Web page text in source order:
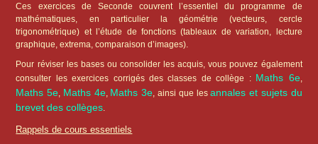
Ces exercices de Seconde couvrent l’essentiel du programme de
mathématiques, en particulier la géométrie (vecteurs, cercle
trigonométrique) et l’étude de fonctions (tableaux de variation, lecture
graphique, extrema, comparaison d’images).
Pour réviser les bases ou consolider les acquis, vous pouvez également
consulter les exercices corrigés des classes de collège : Maths 6e,
Maths 5e Maths 4e, Maths 3e , ainsi que lesannales et sujets du
brevet des collèges
Rappels de cours essentiels